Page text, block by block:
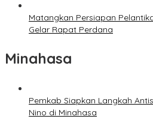
Matangkan Persiapan
Gelar Rapat Perdana
Minahasa
Pemkab Siapkan Langkah
Nino di Minahasa